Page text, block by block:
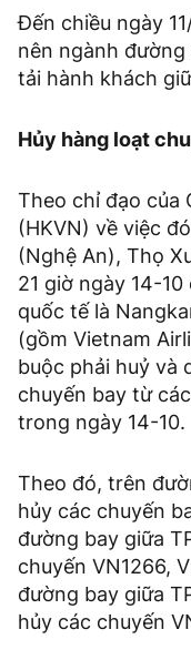
Đến chiều ngày
nên ngành
tải hành khách
Hủy hàng loạt
Theo chỉ đạo của
(HKVN) về việc
(Nghệ An), Thọ
21 giờ ngày 14-
quốc tế là
(gồm Vietnam
buộc phải huỷ và
chuyến bay từ
trong ngày 14-10.
Theo đó, trên
hủy các chuyến
đường bay giữa
chuyến VN1266,
đường bay giữa
hủy các chuyến